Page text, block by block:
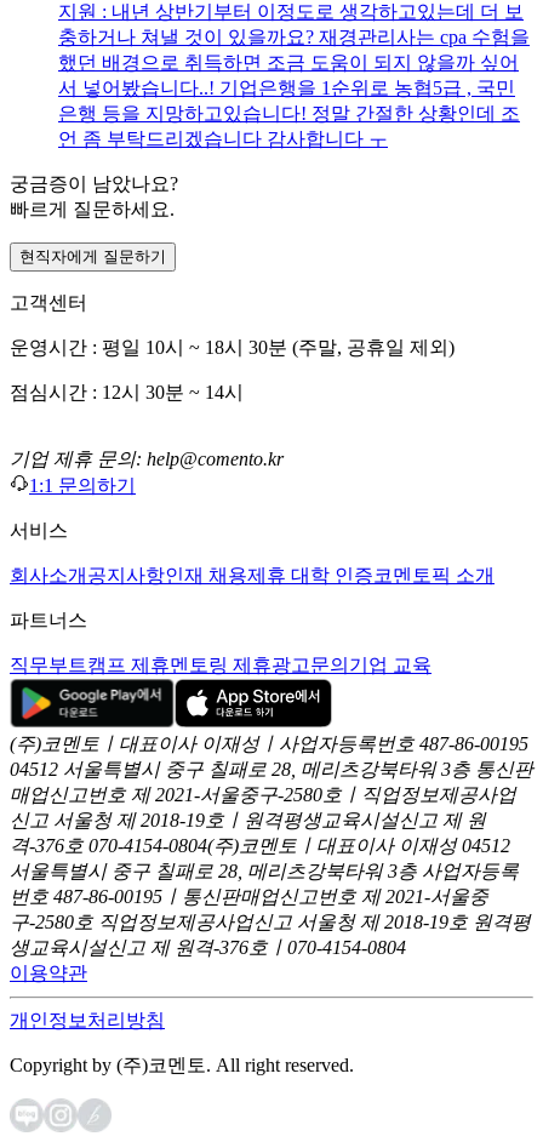
지원 : 내년 상반기부터 이정도로 생각하고있는데 더 보
충하거나 쳐낼 것이 있을까요? 재경관리사는 cpa 수험을
했던 배경으로 취득하면 조금 도움이 되지 않을까 싶어
서 넣어봤습니다..! 기업은행을 1순위로 농협5급 , 국민
은행 등을 지망하고있습니다! 정말 간절한 상황인데 조
언 좀 부탁드리겠습니다 감사합니다 ㅜ
궁금증이 남았나요?
빠르게 질문하세요.
현직자에게 질문하기
고객센터
운영시간 : 평일 10시 ~ 18시 30분 (주말, 공휴일 제외)
점심시간 : 12시 30분 ~ 14시
기업 제휴 문의: help@comento.kr
1:1 문의하기
서비스
회사소개 공지사항인재 채용제휴 대학 인증코멘토픽 소개
파트너스
직무부트캠프 제휴멘토링 제휴광고문의 기업 교육
(주)코멘토ㅣ대표이사 이재성ㅣ사업자등록번호 487-86-00195
04512 서울특별시 중구 칠패로 28, 메리츠강북타워 3층 통신판
매업신고번호 제 2021-서울중구-2580호ㅣ직업정보제공사업
신고 서울청 제 2018-19호ㅣ원격평생교육시설신고 제 원
격-376호 070-4154-0804(주)코멘토ㅣ대표이사 이재성 04512
서울특별시 중구 칠패로 28, 메리츠강북타워 3층 사업자등록
번호 487-86-00195ㅣ통신판매업신고번호 제 2021-서울중
구-2580호 직업정보제공사업신고 서울청 제 2018-19호 원격평
생교육시설신고 제 원격-376호ㅣ070-4154-0804
이용약관
개인정보처리방침
Copyright by (주)코멘토. All right reserved.